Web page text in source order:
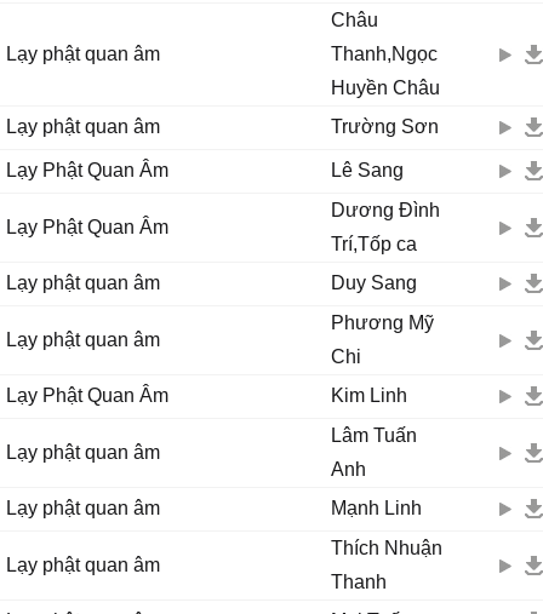
Lạy phật quan âm
Châu
Thanh,Ngọc
Huyền Châu
Lạy phật quan âm
Trường Sơn
Lạy Phật Quan Âm Lê Sang
Lạy Phật Quan Âm
Dương Đình
Trí,Tốp ca
Lạy phật quan âm
Duy Sang
Lạy phật quan âm
Phương Mỹ
Chi
Lạy Phật Quan Âm
Kim Linh
Lạy phật quan âm
Lâm Tuấn
Anh
Lạy phật quan âm
Mạnh Linh
Lạy phật quan âm
Thích Nhuận
Thanh